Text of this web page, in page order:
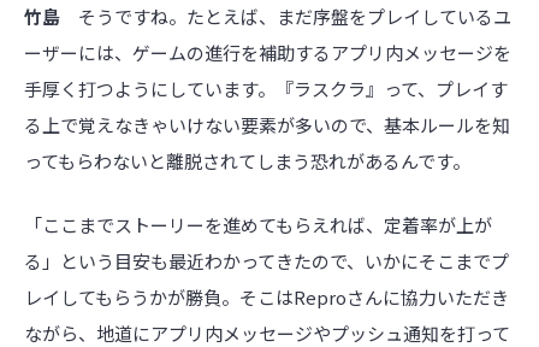
竹島 そうですね。たとえば、まだ序盤をプレイしているユ
ーザーには、ゲームの進行を補助するアプリ内メッセージを
手厚く打つようにしています。『ラスクラ』って、プレイす
る上で覚えなきゃいけない要素が多いので、基本ルールを知
ってもらわないと離脱されてしまう恐れがあるんです。
「ここまでストーリーを進めてもらえれば、定着率が上が
る」という目安も最近わかってきたので、いかにそこまでプ
レイしてもらうかが勝負。そこはReproさんに協力いただき
ながら、地道にアプリ内メッセージやプッシュ通知を打って